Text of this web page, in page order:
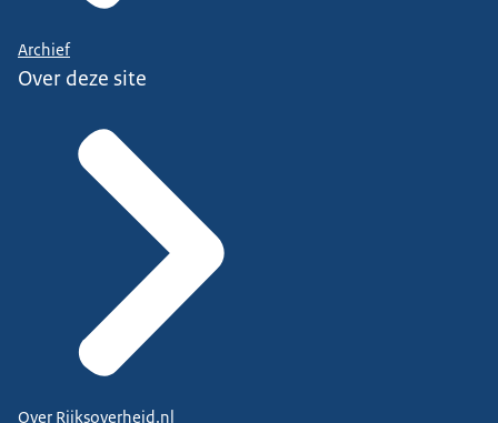
Archief
Over deze site
Over Rijksoverheid.nl